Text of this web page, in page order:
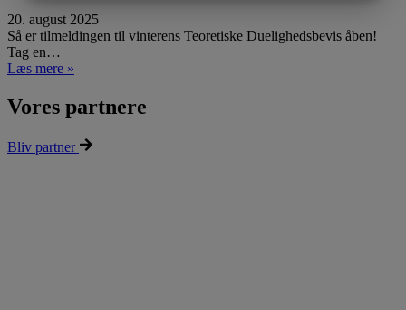
20. august 2025
Så er tilmeldingen til vinterens Teoretiske Duelighedsbevis åben!
Tag en…
Læs mere »
Vores partnere
Bliv partner